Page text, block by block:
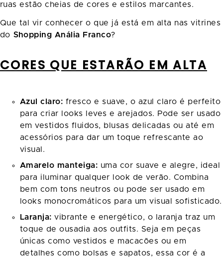
ruas estão cheias de cores e estilos marcantes.
Que tal vir conhecer o que já está em alta nas vitrines
do Shopping Anália Franco?
CORES QUE ESTARÃO EM ALTA
Azul claro: fresco e suave, o azul claro é perfeito
para criar looks leves e arejados. Pode ser usado
em vestidos fluidos, blusas delicadas ou até em
acessórios para dar um toque refrescante ao
visual.
Amarelo manteiga: uma cor suave e alegre, ideal
para iluminar qualquer look de verão. Combina
bem com tons neutros ou pode ser usado em
looks monocromáticos para um visual sofisticado.
Laranja: vibrante e energético, o laranja traz um
toque de ousadia aos outfits. Seja em peças
únicas como vestidos e macacões ou em
detalhes como bolsas e sapatos, essa cor é a